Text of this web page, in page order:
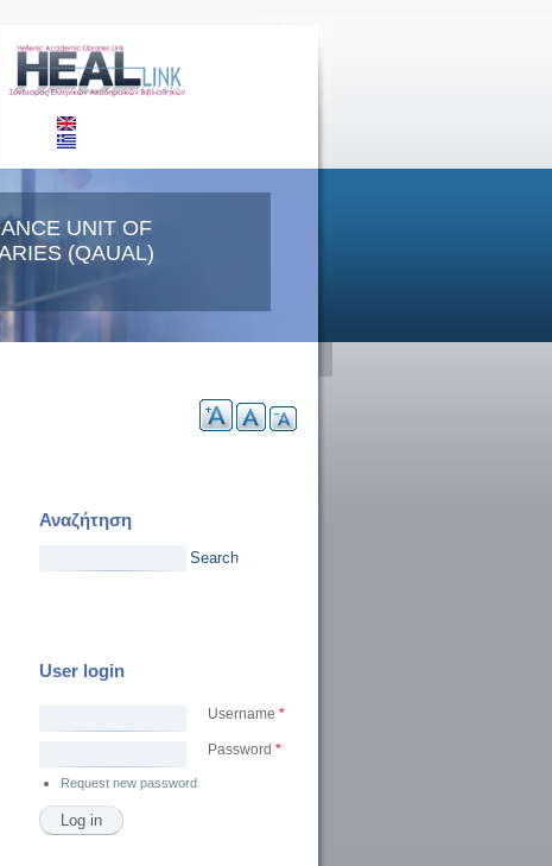
UNIT OF
(QAUAL)
Αναζήτηση
User login
Username *
Password *
Request new password